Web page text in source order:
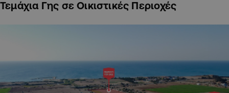
Τεμάχια Γης σε Οικιστικές Περιοχές